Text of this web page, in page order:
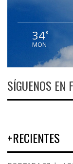
34°
MON
SÍGUENOS EN
+RECIENTES